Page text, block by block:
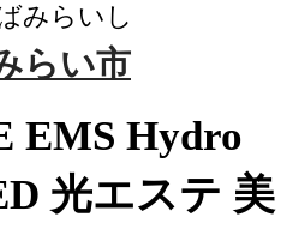
みらいし
らい市
EMS Hydro
光エステ 美